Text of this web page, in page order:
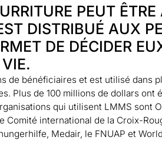
PEUT
DISTRIBUÉ AUX
DE DÉCIDER
de bénéficiaires et est utilisé dans
Plus de 100 millions de dollars ont
qui utilisent LMMS sont
international de la Croix-
Medair, le FNUAP et